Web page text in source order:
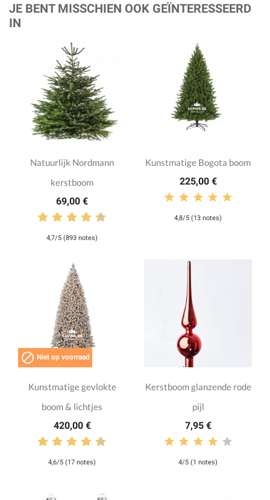
JE BENT MISSCHIEN OOK GEÏNTERESSEERD
IN
Natuurlijk Nordmann
kerstboom
69,00 €
4,7/5 (893 notes)
Kunstmatige Bogota boom
225,00 €
4,8/5 (13 notes)
 Niet op voorraad
Kunstmatige gevlokte
boom & lichtjes
420,00 €
4,6/5 (17 notes)
Kerstboom glanzende rode
pijl
7,95 €
4/5 (1 notes)